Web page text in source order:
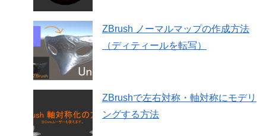
ZBrush ノーマルマップの作成方法
（ディティールを転写）
ZBrushで左右対称・軸対称にモデリ
ングする方法